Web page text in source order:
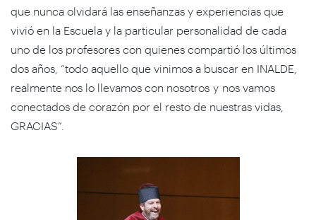
que nunca olvidará las enseñanzas y experiencias que
vivió en la Escuela y la particular personalidad de cada
uno de los profesores con quienes compartió los últimos
dos años, “todo aquello que vinimos a buscar en INALDE,
realmente nos lo llevamos con nosotros y nos vamos
conectados de corazón por el resto de nuestras vidas,
GRACIAS”.